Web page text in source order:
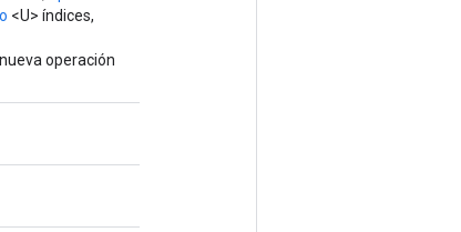
<U> índices,
operación